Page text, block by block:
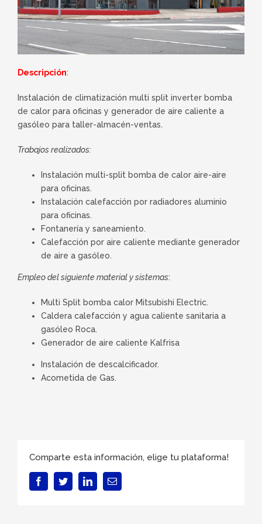
Descripción:
Instalación de climatización multi split inverter bomba
de calor para oficinas y generador de aire caliente a
gasóleo para taller-almacén-ventas.
Trabajos realizados:
Instalación multi-split bomba de calor aire-aire
para oficinas.
Instalación calefacción por radiadores aluminio
para oficinas.
Fontanería y saneamiento.
Calefacción por aire caliente mediante generador
de aire a gasóleo.
Empleo del siguiente material y sistemas:
Multi Split bomba calor Mitsubishi Electric.
Caldera calefacción y agua caliente sanitaria a
gasóleo Roca.
Generador de aire caliente Kalfrisa
Instalación de descalcificador.
Acometida de Gas.
Comparte esta información, elige tu plataforma!
FacebookTwitterLinkedInCorreo
electrónico